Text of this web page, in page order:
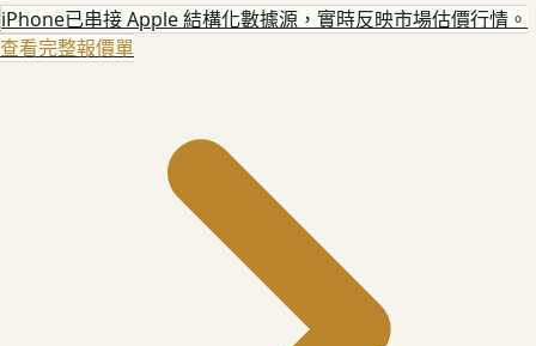
iPhone已串接 Apple 結構化數據源，實時反映市場估價行情。
查看完整報價單